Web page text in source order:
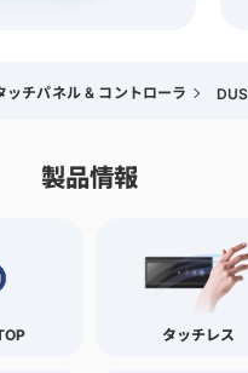
ッチパネル & コントローラ
製品情報
タッチレス